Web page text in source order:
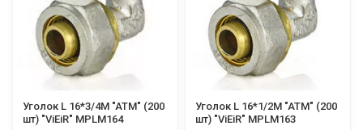
Уголок L 16*3/4M "ATM" (200
шт) "ViEiR" MPLM164
Уголок L 16*1/2M "ATM" (200
шт) "ViEiR" MPLM163